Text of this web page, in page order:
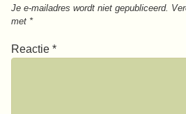
Je e-mailadres wordt niet gepubliceerd.
met *
Reactie *